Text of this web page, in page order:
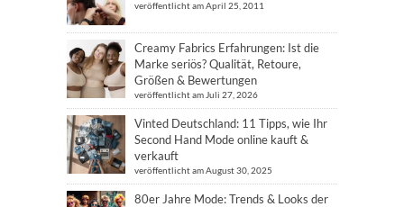
veröffentlicht am April 25, 2011
Creamy Fabrics Erfahrungen: Ist die
Marke seriös? Qualität, Retoure,
Größen & Bewertungen
veröffentlicht am Juli 27, 2026
Vinted Deutschland: 11 Tipps, wie Ihr
Second Hand Mode online kauft &
verkauft
veröffentlicht am August 30, 2025
80er Jahre Mode: Trends & Looks der